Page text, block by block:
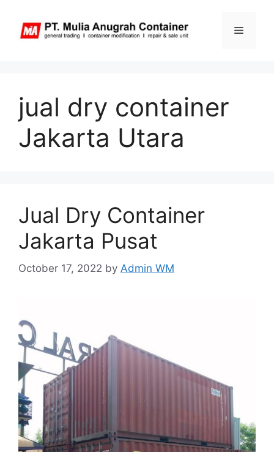
content
Menu
jual dry container
Jakarta Utara
Jual Dry Container
Jakarta Pusat
October 17, 2022 by Admin WM